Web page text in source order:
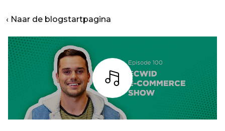
‹ Naar de blogstartpagina
Listen